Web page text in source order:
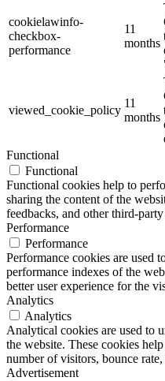
cookielawinfo-
checkbox-
performance
11
months
viewed_cookie_policy
11
months
Functional
Functional
Functional cookies help to
sharing the content of the
feedbacks, and other third-party
Performance
Performance
Performance cookies are used
performance indexes of the
better user experience for the
Analytics
Analytics
Analytical cookies are used to
the website. These cookies
number of visitors, bounce
Advertisement